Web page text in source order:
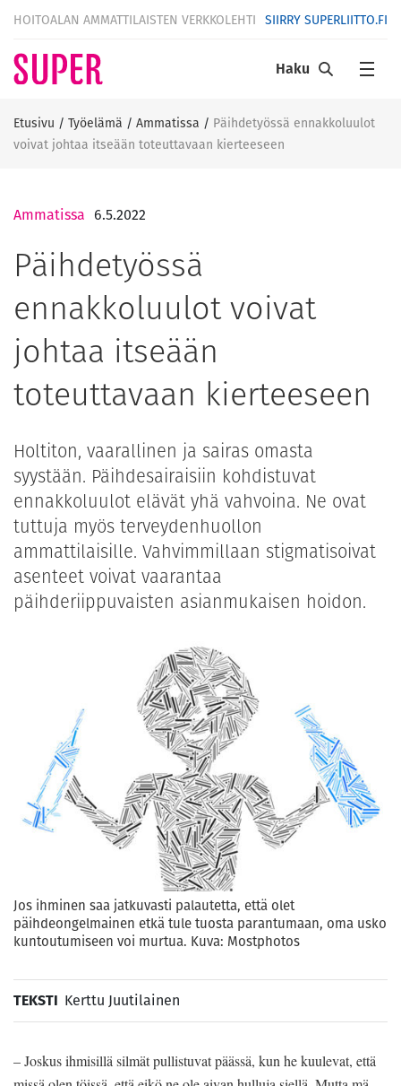
HOITOALAN AMMATTILAISTEN VERKKOLEHTI SIIRRY SUPERLIITTO.FI
Haku
Etusivu / Työelämä / Ammatissa / Päihdetyössä ennakkoluulot
voivat johtaa itseään toteuttavaan kierteeseen
Ammatissa 6.5.2022
Päihdetyössä
ennakkoluulot voivat
johtaa itseään
toteuttavaan kierteeseen
Holtiton, vaarallinen ja sairas omasta
syystään. Päihdesairaisiin kohdistuvat
ennakkoluulot elävät yhä vahvoina. Ne ovat
tuttuja myös terveydenhuollon
ammattilaisille. Vahvimmillaan stigmatisoivat
asenteet voivat vaarantaa
päihderiippuvaisten asianmukaisen hoidon.
Jos ihminen saa jatkuvasti palautetta, että olet
päihdeongelmainen etkä tule tuosta parantumaan, oma usko
kuntoutumiseen voi murtua. Kuva: Mostphotos
TEKSTI Kerttu Juutilainen
– Joskus ihmisillä silmät pullistuvat päässä, kun he kuulevat, että